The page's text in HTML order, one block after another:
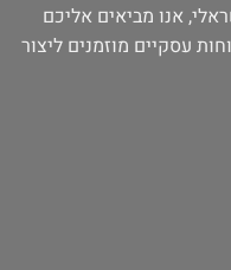
אנו מביאים אליכם
עסקיים מוזמנים ליצור